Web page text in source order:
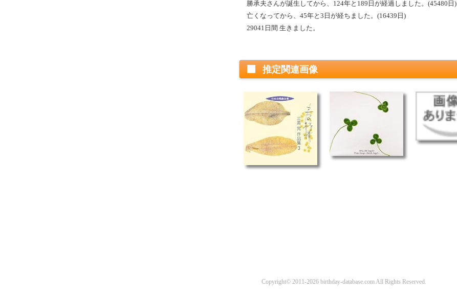
勝承夫さんが誕生してから、124年と189日が経過しました。(45480日)
亡くなってから、45年と3日が経ちました。(16439日)
29041日間 生きました。
推定関連画像
Copyright© 2011-2026 birthday-database.com All Rights Reserved.